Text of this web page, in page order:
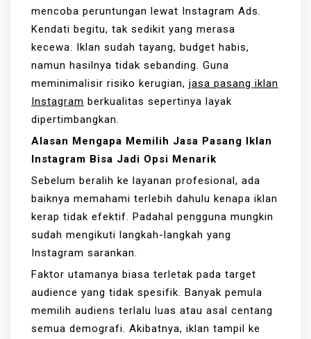
mencoba peruntungan lewat Instagram Ads.
Kendati begitu, tak sedikit yang merasa
kecewa. Iklan sudah tayang, budget habis,
namun hasilnya tidak sebanding. Guna
meminimalisir risiko kerugian, jasa pasang iklan
Instagram berkualitas sepertinya layak
dipertimbangkan.
Alasan Mengapa Memilih Jasa Pasang Iklan
Instagram Bisa Jadi Opsi Menarik
Sebelum beralih ke layanan profesional, ada
baiknya memahami terlebih dahulu kenapa iklan
kerap tidak efektif. Padahal pengguna mungkin
sudah mengikuti langkah-langkah yang
Instagram sarankan.
Faktor utamanya biasa terletak pada target
audience yang tidak spesifik. Banyak pemula
memilih audiens terlalu luas atau asal centang
semua demografi. Akibatnya, iklan tampil ke